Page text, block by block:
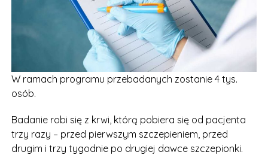
W ramach programu przebadanych zostanie 4 tys.
osób.
Badanie robi się z krwi, którą pobiera się od pacjenta
trzy razy – przed pierwszym szczepieniem, przed
drugim i trzy tygodnie po drugiej dawce szczepionki.